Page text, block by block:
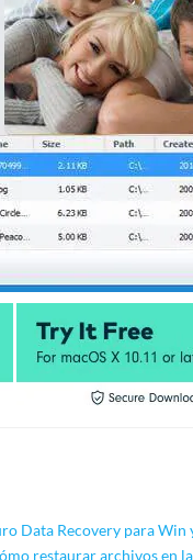
Data Recovery para Win
restaurar archivos en